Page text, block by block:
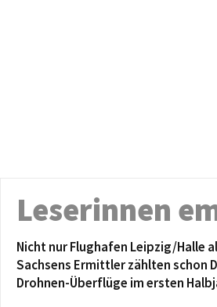
Leserinnen
Nicht nur Flughafen Leipzig/Halle
Sachsens Ermittler zählten schon
Drohnen-Überflüge im ersten